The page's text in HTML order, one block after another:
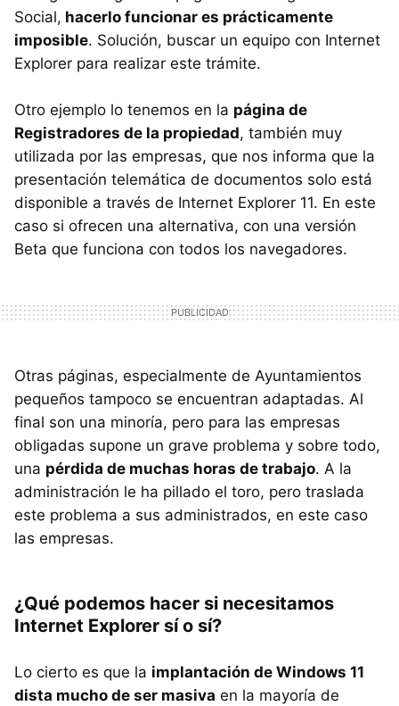
Social, hacerlo funcionar es prácticamente
imposible. Solución, buscar un equipo con Internet
Explorer para realizar este trámite.
Otro ejemplo lo tenemos en la página de
Registradores de la propiedad, también muy
utilizada por las empresas, que nos informa que la
presentación telemática de documentos solo está
disponible a través de Internet Explorer 11. En este
caso si ofrecen una alternativa, con una versión
Beta que funciona con todos los navegadores.
Otras páginas, especialmente de Ayuntamientos
pequeños tampoco se encuentran adaptadas. Al
final son una minoría, pero para las empresas
obligadas supone un grave problema y sobre todo,
una pérdida de muchas horas de trabajo. A la
administración le ha pillado el toro, pero traslada
este problema a sus administrados, en este caso
las empresas.
¿Qué podemos hacer si necesitamos
Internet Explorer sí o sí?
Lo cierto es que la implantación de Windows 11
dista mucho de ser masiva en la mayoría de